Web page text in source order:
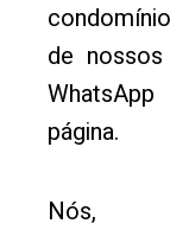
de
página.
Nós,